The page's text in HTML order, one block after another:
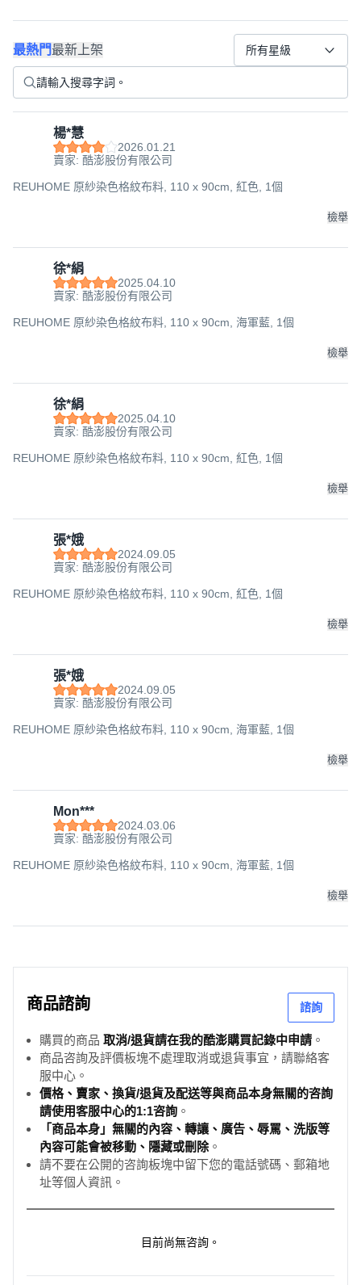
最熱門最新上架 所有星級
楊*慧
2026.01.21
賣家: 酷澎股份有限公司
REUHOME 原紗染色格紋布料, 110 x 90cm, 紅色, 1個
檢舉
徐*絹
2025.04.10
賣家: 酷澎股份有限公司
REUHOME 原紗染色格紋布料, 110 x 90cm, 海軍藍, 1個
檢舉
徐*絹
2025.04.10
賣家: 酷澎股份有限公司
REUHOME 原紗染色格紋布料, 110 x 90cm, 紅色, 1個
檢舉
張*娥
2024.09.05
賣家: 酷澎股份有限公司
REUHOME 原紗染色格紋布料, 110 x 90cm, 紅色, 1個
檢舉
張*娥
2024.09.05
賣家: 酷澎股份有限公司
REUHOME 原紗染色格紋布料, 110 x 90cm, 海軍藍, 1個
檢舉
Mon***
2024.03.06
賣家: 酷澎股份有限公司
REUHOME 原紗染色格紋布料, 110 x 90cm, 海軍藍, 1個
檢舉
商品諮詢 諮詢
購買的商品 取消/退貨請在我的酷澎購買記錄中申請 。
商品咨詢及評價板塊不處理取消或退貨事宜，請聯絡客
服中心。
價格、賣家、換貨/退貨及配送等與商品本身無關的咨詢
請使用客服中心的1:1咨詢 。
「商品本身」無關的內容、轉讓、廣告、辱罵、洗版等
內容可能會被移動、隱藏或刪除。
請不要在公開的咨詢板塊中留下您的電話號碼、郵箱地
址等個人資訊。
目前尚無咨詢。